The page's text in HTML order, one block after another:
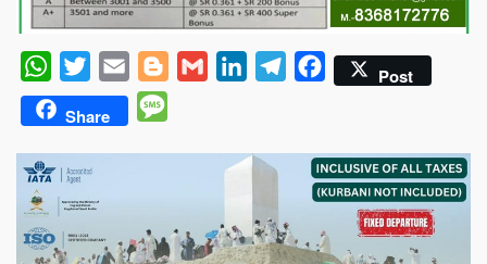
WhatsApp
Twitter Email BloggerGmail LinkedInTelegramFacebookPost
Share